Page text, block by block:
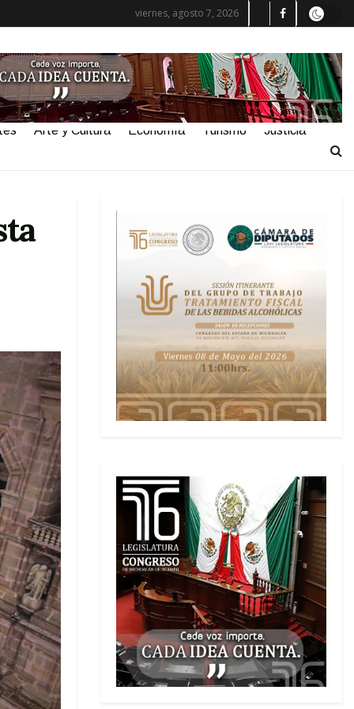
viernes, agosto 7, 2026
Arte y Cultura Economía Turismo Justicia